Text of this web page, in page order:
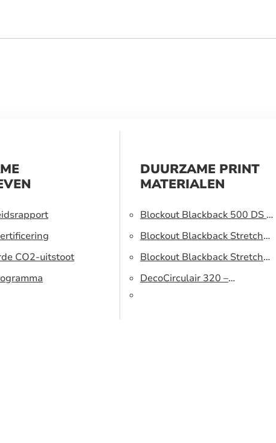
CO2-uitstoot
DUURZAME PRINT
MATERIALEN
Blockout Blackback 500 DS –
Lichtblokkerend peesdoek
Blockout Blackback Stretch
320 DS – Lichtblokkerend
peesdoek
Blockout Blackback Stretch
500 DS – Lichtblokkerend
DecoCirculair 320 –